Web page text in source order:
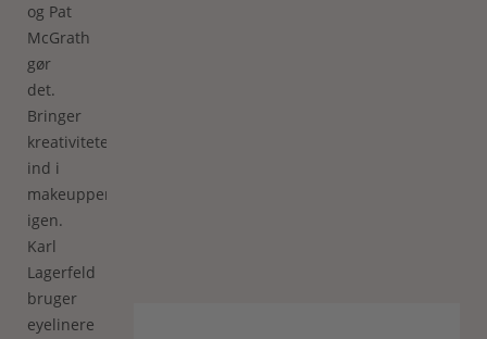
og Pat
McGrath
gør
det.
Bringer
kreativiteten
ind i
makeuppen
igen.
Karl
Lagerfeld
bruger
eyelinere